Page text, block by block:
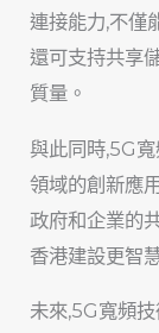
連接能力,不僅
還可支持共享
質量。
與此同時,5G
領域的創新應
政府和企業的
香港建設更智
未來,5G寬頻